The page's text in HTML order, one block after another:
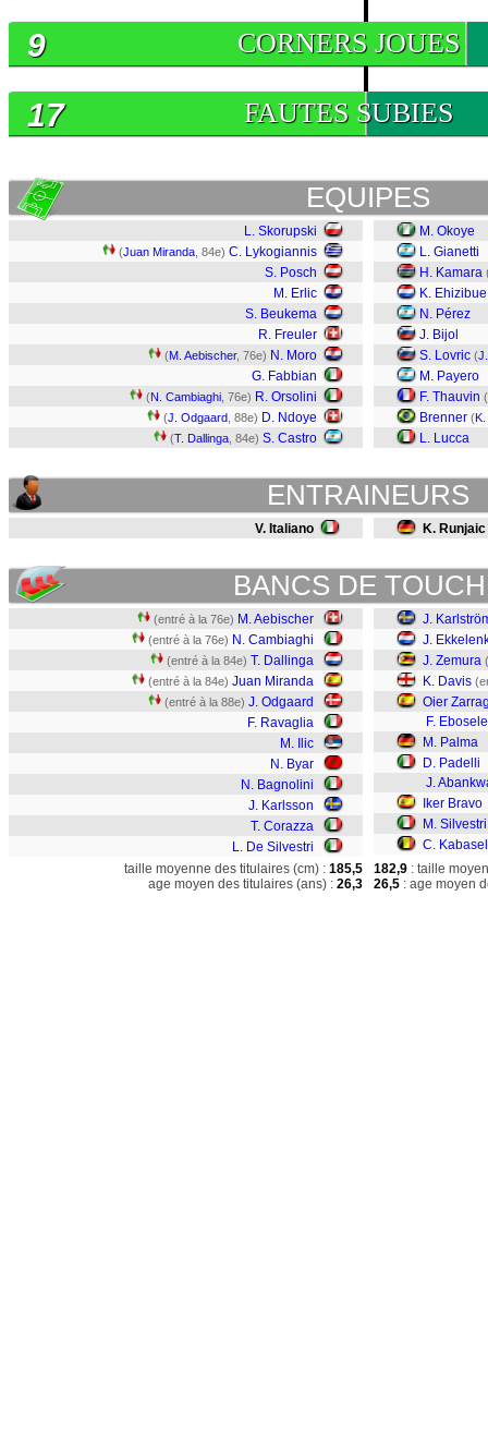
CORNERS JOUES
9
FAUTES SUBIES
17
EQUIPES
L. Skorupski
(Juan Miranda , 84e) C. Lykogiannis
S. Posch
M. Erlic
S. Beukema
R. Freuler
(M. Aebischer, 76e) N. Moro
G. Fabbian
(N. Cambiaghi , 76e) R. Orsolini
(J. Odgaard , 88e) D. Ndoye
(T. Dallinga , 84e) S. Castro
M. Okoye
L. Gianetti
H. Kamara
K. Ehizibue
N. Pérez
J. Bijol
S. Lovric (
M. Payero
F. Thauvin (
Brenner (
L. Lucca
ENTRAINEURS
V. Italiano K. Runjaic
BANCS DE
(entré à la 76e) M. Aebischer
(entré à la 76e) N. Cambiaghi
(entré à la 84e) T. Dallinga
(entré à la 84e) Juan Miranda
(entré à la 88e) J. Odgaard
F. Ravaglia
M. Ilic
N. Byar
N. Bagnolini
J. Karlsson
T. Corazza
L. De Silvestri
J.
J.
J. Zemura
K. Davis
Oier
F. Ebosele
M. Palma
D. Padelli
J.
Iker Bravo
M. Silvestri
C.
taille moyenne des titulaires (cm) : 185,5
age moyen des titulaires (ans) : 26,3
182,9 : taille
26,5 : age moyen